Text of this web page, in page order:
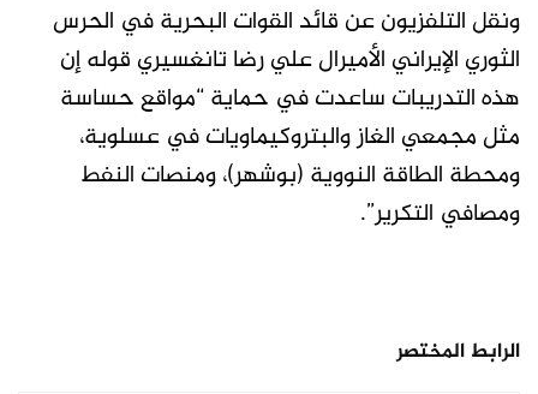
ونقل التلفزيون عن قائد القوات البحرية في الحرس
الثوري الإيراني الأميرال علي رضا تانغسيري قوله إن
هذه التدريبات ساعدت في حماية “مواقع حساسة
مثل مجمعي الغاز والبتروكيماويات في عسلوية،
ومحطة الطاقة النووية (بوشهر)، ومنصات النفط
ومصافي التكرير”.
الرابط المختصر